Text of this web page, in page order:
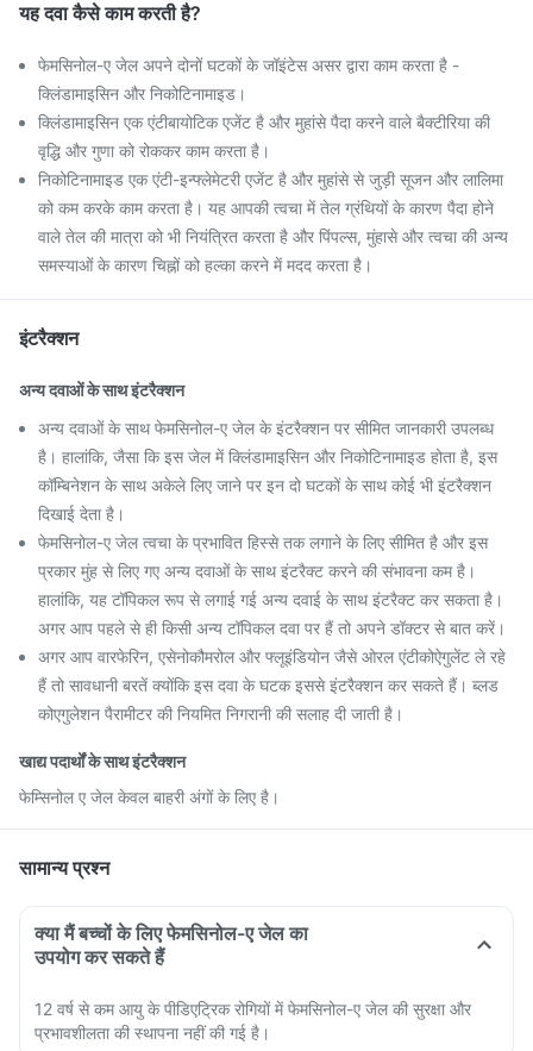
यह दवा कैसे काम करती है?
फेमसिनोल-ए जेल अपने दोनों घटकों के जॉइंटेस असर द्वारा काम करता है -
क्लिंडामाइसिन और निकोटिनामाइड।
क्लिंडामाइसिन एक एंटीबायोटिक एजेंट है और मुहांसे पैदा करने वाले बैक्टीरिया की
वृद्धि और गुणा को रोककर काम करता है।
निकोटिनामाइड एक एंटी-इन्फ्लेमेटरी एजेंट है और मुहांसे से जुड़ी सूजन और लालिमा
को कम करके काम करता है। यह आपकी त्वचा में तेल ग्रंथियों के कारण पैदा होने
वाले तेल की मात्रा को भी नियंत्रित करता है और पिंपल्स, मुंहासे और त्वचा की अन्य
समस्याओं के कारण चिह्नों को हल्का करने में मदद करता है।
इंटरैक्शन
अन्य दवाओं के साथ इंटरैक्शन
अन्य दवाओं के साथ फेमसिनोल-ए जेल के इंटरैक्शन पर सीमित जानकारी उपलब्ध
है। हालांकि, जैसा कि इस जेल में क्लिंडामाइसिन और निकोटिनामाइड होता है, इस
कॉम्बिनेशन के साथ अकेले लिए जाने पर इन दो घटकों के साथ कोई भी इंटरैक्शन
दिखाई देता है।
फेमसिनोल-ए जेल त्वचा के प्रभावित हिस्से तक लगाने के लिए सीमित है और इस
प्रकार मुंह से लिए गए अन्य दवाओं के साथ इंटरैक्ट करने की संभावना कम है।
हालांकि, यह टॉपिकल रूप से लगाई गई अन्य दवाई के साथ इंटरैक्ट कर सकता है।
अगर आप पहले से ही किसी अन्य टॉपिकल दवा पर हैं तो अपने डॉक्टर से बात करें।
अगर आप वारफेरिन, एसेनोकौमरोल और फ्लूइंडियोन जैसे ओरल एंटीकोऐगुलेंट ले रहे
हैं तो सावधानी बरतें क्योंकि इस दवा के घटक इससे इंटरैक्शन कर सकते हैं। ब्लड
कोएगुलेशन पैरामीटर की नियमित निगरानी की सलाह दी जाती है।
खाद्य पदार्थों के साथ इंटरैक्शन
फेम्सिनोल ए जेल केवल बाहरी अंगों के लिए है।
सामान्य प्रश्न
क्या मैं बच्चों के लिए फेमसिनोल-ए जेल का
उपयोग कर सकते हैं
12 वर्ष से कम आयु के पीडिएट्रिक रोगियों में फेमसिनोल-ए जेल की सुरक्षा और
प्रभावशीलता की स्थापना नहीं की गई है।